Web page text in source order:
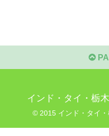
インド・タイ・栃
© 2015 インド・タイ・